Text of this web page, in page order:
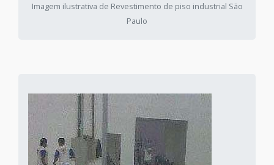
Imagem ilustrativa de Revestimento de piso industrial São
Paulo